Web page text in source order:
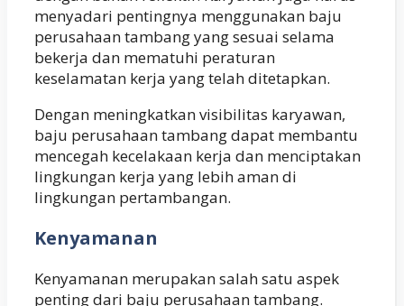
menyadari pentingnya menggunakan baju
perusahaan tambang yang sesuai selama
bekerja dan mematuhi peraturan
keselamatan kerja yang telah ditetapkan.
Dengan meningkatkan visibilitas karyawan,
baju perusahaan tambang dapat membantu
mencegah kecelakaan kerja dan menciptakan
lingkungan kerja yang lebih aman di
lingkungan pertambangan.
Kenyamanan
Kenyamanan merupakan salah satu aspek
penting dari baju perusahaan tambang.